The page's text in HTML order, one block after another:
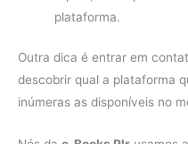
plataforma.
Outra dica é entrar em
descobrir qual a plataforma
inúmeras as disponíveis no